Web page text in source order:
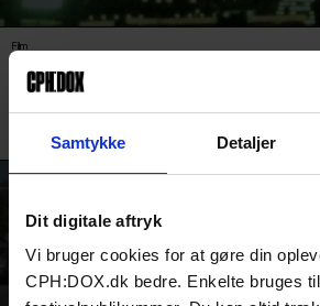
Samtykke Detaljer
Dit digitale aftryk
Vi bruger cookies for at gøre din
CPH:DOX.dk bedre. Enkelte bruges
Film
COMPACT DISC
Rico Wong /Hong Kong& / 2026 /Verdenspremiere